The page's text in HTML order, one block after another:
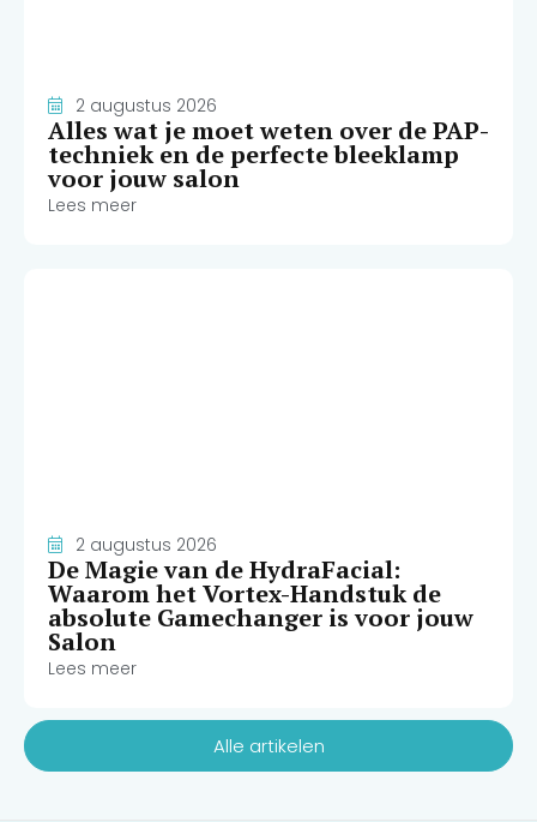
2 augustus 2026
Alles wat je moet weten over de PAP-
techniek en de perfecte bleeklamp
voor jouw salon
Lees meer
2 augustus 2026
De Magie van de HydraFacial:
Waarom het Vortex-Handstuk de
absolute Gamechanger is voor jouw
Salon
Lees meer
Alle artikelen